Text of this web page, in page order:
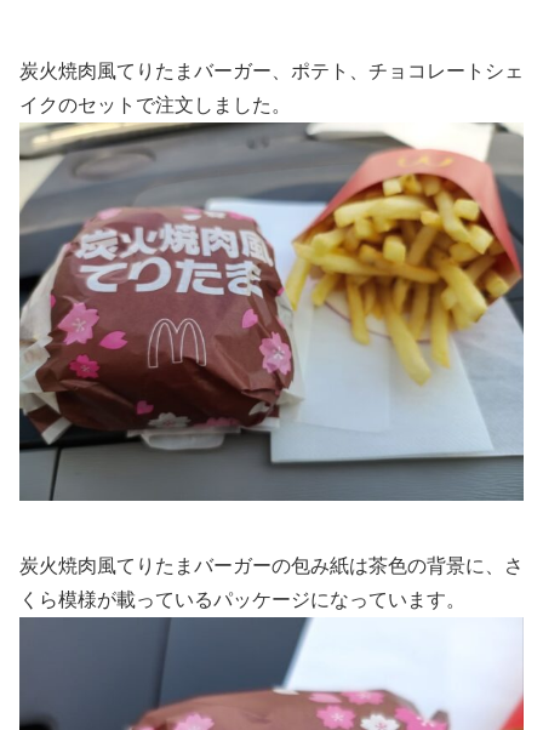
炭火焼肉風てりたまバーガー、ポテト、チョコレートシェ
イクのセットで注文しました。
炭火焼肉風てりたまバーガーの包み紙は茶色の背景に、さ
くら模様が載っているパッケージになっています。